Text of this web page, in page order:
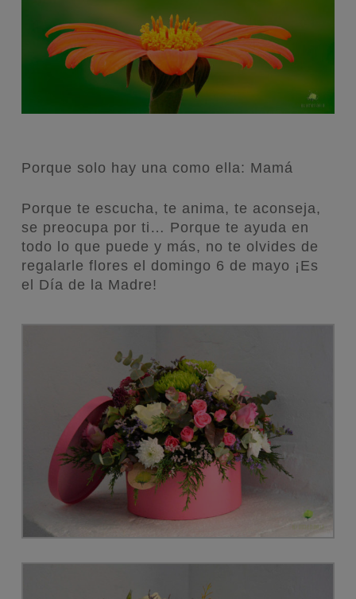
Porque solo hay una como ella: Mamá
Porque te escucha, te anima, te aconseja,
se preocupa por ti… Porque te ayuda en
todo lo que puede y más, no te olvides de
regalarle flores el domingo 6 de mayo ¡Es
el Día de la Madre!